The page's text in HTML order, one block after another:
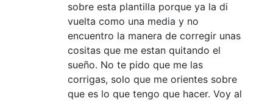
sobre esta plantilla porque ya la di
vuelta como una media y no
encuentro la manera de corregir unas
cositas que me estan quitando el
sueño. No te pido que me las
corrigas, solo que me orientes sobre
que es lo que tengo que hacer. Voy al